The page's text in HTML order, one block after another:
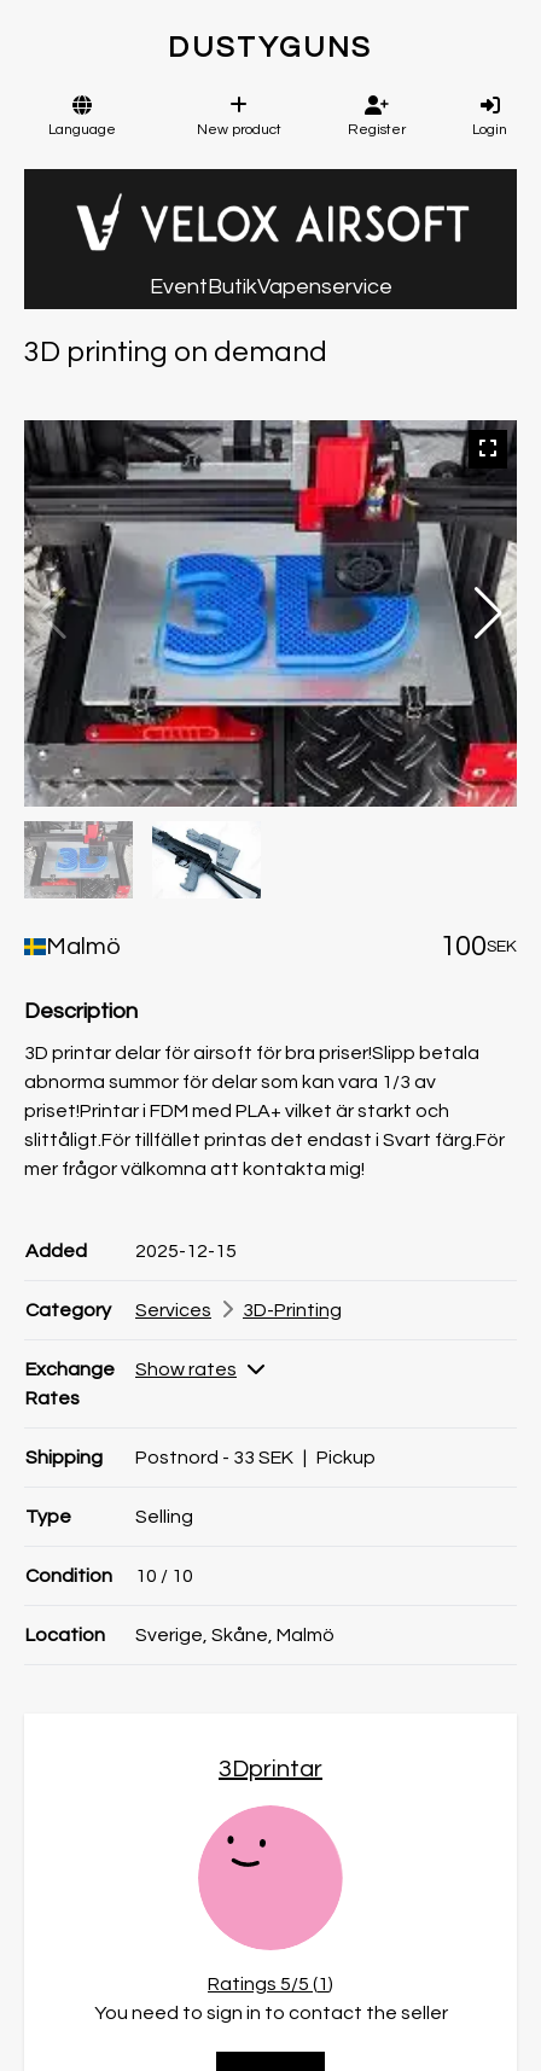
DUSTYGUNS
Language New product Register Login
EventButikVapenservice
3D printing on demand
Malmö 100SEK
Description
3D printar delar för airsoft för bra priser!Slipp betala
abnorma summor för delar som kan vara 1/3 av
priset!Printar i FDM med PLA+ vilket är starkt och
slittåligt.För tillfället printas det endast i Svart färg.För
mer frågor välkomna att kontakta mig!
Added 2025-12-15
Category Services 3D-Printing
Exchange
Rates
Show rates
Shipping Postnord - 33 SEK Pickup
Type Selling
Condition 10 / 10
Location Sverige, Skåne, Malmö
3Dprintar
Ratings 5/5 (1)
You need to sign in to contact the seller